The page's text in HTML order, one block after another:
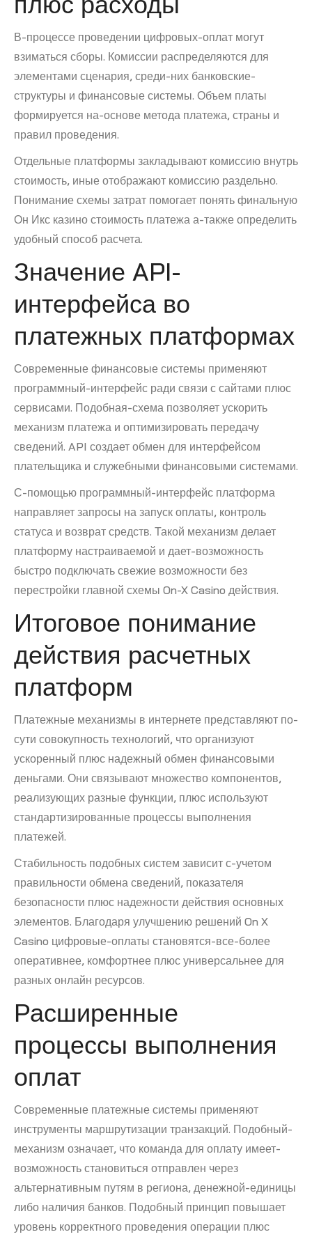
В-процессе проведении цифровых-оплат могут
взиматься сборы. Комиссии распределяются для
элементами сценария, среди-них банковские-
структуры и финансовые системы. Объем платы
формируется на-основе метода платежа, страны и
правил проведения.
Отдельные платформы закладывают комиссию внутрь
стоимость, иные отображают комиссию раздельно.
Понимание схемы затрат помогает понять финальную
Он Икс казино стоимость платежа а-также определить
удобный способ расчета.
Значение API-
интерфейса во
платежных платформах
Современные финансовые системы применяют
программный-интерфейс ради связи с сайтами плюс
сервисами. Подобная-схема позволяет ускорить
механизм платежа и оптимизировать передачу
сведений. API создает обмен для интерфейсом
плательщика и служебными финансовыми системами.
С-помощью программный-интерфейс платформа
направляет запросы на запуск оплаты, контроль
статуса и возврат средств. Такой механизм делает
платформу настраиваемой и дает-возможность
быстро подключать свежие возможности без
перестройки главной схемы On-X Casino действия.
Итоговое понимание
действия расчетных
платформ
Платежные механизмы в интернете представляют по-
сути совокупность технологий, что организуют
ускоренный плюс надежный обмен финансовыми
деньгами. Они связывают множество компонентов,
реализующих разные функции, плюс используют
стандартизированные процессы выполнения
платежей.
Стабильность подобных систем зависит с-учетом
правильности обмена сведений, показателя
безопасности плюс надежности действия основных
элементов. Благодаря улучшению решений On X
Casino цифровые-оплаты становятся-все-более
оперативнее, комфортнее плюс универсальнее для
разных онлайн ресурсов.
Расширенные
процессы выполнения
оплат
Современные платежные системы применяют
инструменты маршрутизации транзакций. Подобный-
механизм означает, что команда для оплату имеет-
возможность становиться отправлен через
альтернативным путям в региона, денежной-единицы
либо наличия банков. Подобный принцип повышает
уровень корректного проведения операции плюс